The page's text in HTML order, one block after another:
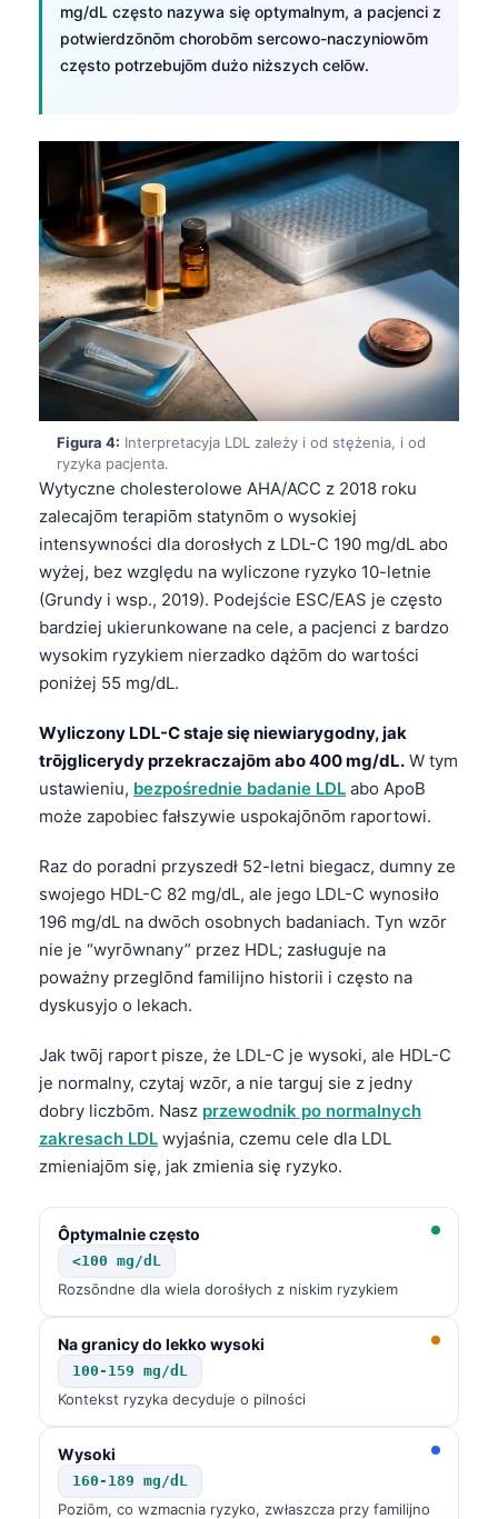
mg/dL często nazywa się optymalnym, a pacjenci z
potwierdzōnōm chorobōm sercowo-naczyniowōm
często potrzebujōm dużo niższych celōw.
Figura 4: Interpretacyja LDL zależy i od stężenia, i od
ryzyka pacjenta.
Wytyczne cholesterolowe AHA/ACC z 2018 roku
zalecajōm terapiōm statynōm o wysokiej
intensywności dla dorosłych z LDL-C 190 mg/dL abo
wyżej, bez względu na wyliczone ryzyko 10-letnie
(Grundy i wsp., 2019). Podejście ESC/EAS je często
bardziej ukierunkowane na cele, a pacjenci z bardzo
wysokim ryzykiem nierzadko dążōm do wartości
poniżej 55 mg/dL.
Wyliczony LDL-C staje się niewiarygodny, jak
trōjglicerydy przekraczajōm abo 400 mg/dL. W tym
ustawieniu, bezpośrednie badanie LDL abo ApoB
może zapobiec fałszywie uspokajōnōm raportowi.
Raz do poradni przyszedł 52-letni biegacz, dumny ze
swojego HDL-C 82 mg/dL, ale jego LDL-C wynosiło
196 mg/dL na dwōch osobnych badaniach. Tyn wzōr
nie je “wyrōwnany” przez HDL; zasługuje na
poważny przeglōnd familijno historii i często na
dyskusyjo o lekach.
Jak twōj raport pisze, że LDL-C je wysoki, ale HDL-C
je normalny, czytaj wzōr, a nie targuj sie z jedny
dobry liczbōm. Nasz przewodnik po normalnych
zakresach LDL wyjaśnia, czemu cele dla LDL
zmieniajōm się, jak zmienia się ryzyko.
Ôptymalnie często
<100 mg/dL
Rozsōndne dla wiela dorośłych z niskim ryzykiem
Na granicy do lekko wysoki
100-159 mg/dL
Kontekst ryzyka decyduje o pilności
Wysoki
160-189 mg/dL
Poziōm, co wzmacnia ryzyko, zwłaszcza przy familijno